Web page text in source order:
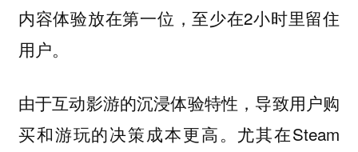
内容体验放在第一位，至少在2小时里留住
用户。
由于互动影游的沉浸体验特性，导致用户购
买和游玩的决策成本更高。尤其在Steam